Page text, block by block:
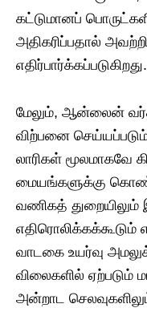
கட்டுமானப்
அதிகரிப்பதால்
எதிர்பார்க்கப்படுகிறது.
மேலும், ஆன்லைன்
விற்பனை
லாரிகள் மூலமாகவே
மையங்களுக்கு
வணிகத்
எதிரொலிக்கக்கூடும்
வாடகை உயர்வு
விலைகளில் ஏற்படும்
அன்றாட